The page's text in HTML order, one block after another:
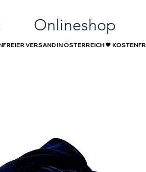
Onlineshop